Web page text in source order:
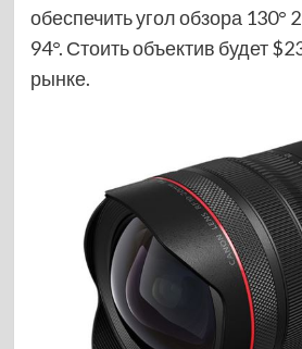
обеспечить угол обзора 130°
94°. Стоить объектив будет
рынке.